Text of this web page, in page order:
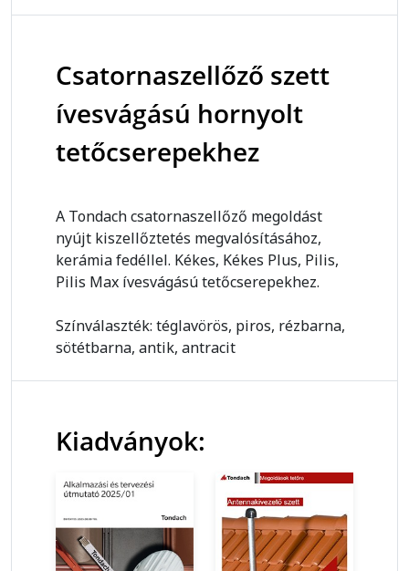
Csatornaszellőző szett
ívesvágású hornyolt
tetőcserepekhez
A Tondach csatornaszellőző megoldást
nyújt kiszellőztetés megvalósításához,
kerámia fedéllel. Kékes, Kékes Plus, Pilis,
Pilis Max ívesvágású tetőcserepekhez.
Színválaszték: téglavörös, piros, rézbarna,
sötétbarna, antik, antracit
Kiadványok: